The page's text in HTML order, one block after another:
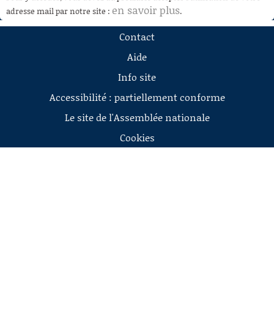
AIDE À LA DÉCOUPE
DE VIDÉOS
adresse mail par notre site : en savoir plus.
Contact
Aide
Info site
Accessibilité : partiellement conforme
Le site de l'Assemblée nationale
Cookies